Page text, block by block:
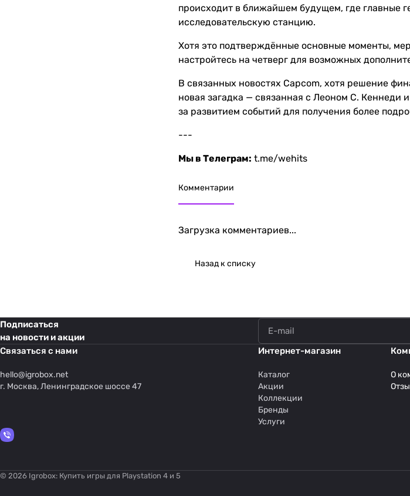
происходит в ближайшем будущем, где главные
исследовательскую станцию.
Хотя это подтверждённые основные моменты,
настройтесь на четверг для возможных
В связанных новостях Capcom, хотя решение
новая загадка — связанная с Леоном С.
за развитием событий для получения более
---
Мы в Телеграм: t.me/wehits
Комментарии
Загрузка комментариев...
Назад к списку
Подписаться
на новости и акции
Связаться с нами
hello@igrobox.net
г. Москва, Ленинградское шоссе 47
Интернет-магазин
Каталог
Акции
Коллекции
Бренды
Услуги
О
© 2026 Igrobox: Купить игры для Playstation 4 и 5